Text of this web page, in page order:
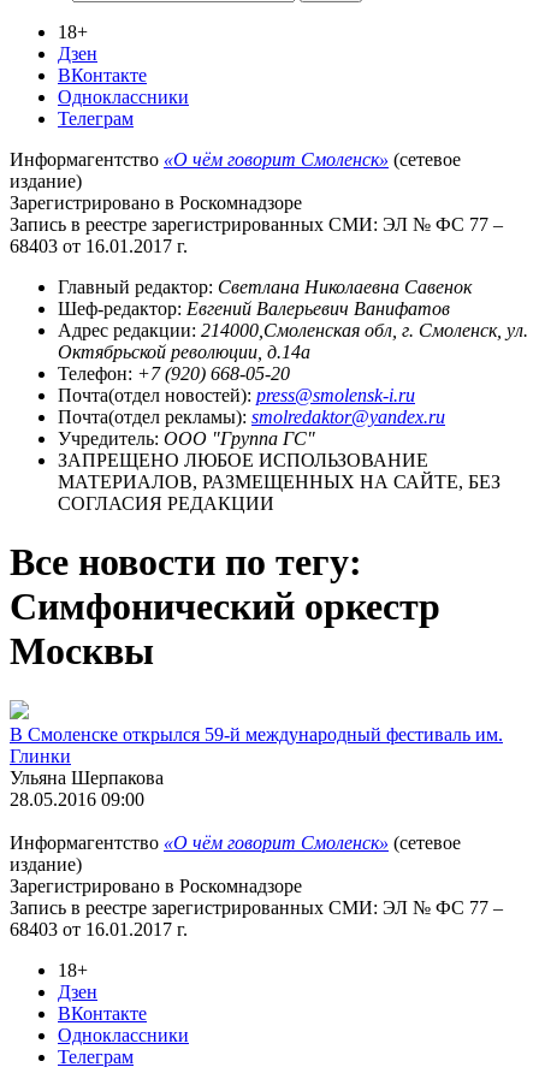
18+
Дзен
ВКонтакте
Одноклассники
Телеграм
Информагентство «О чём говорит Смоленск» (сетевое
издание)
Зарегистрировано в Роскомнадзоре
Запись в реестре зарегистрированных СМИ: ЭЛ № ФС 77 –
68403 от 16.01.2017 г.
Главный редактор: Светлана Николаевна Савенок
Шеф-редактор: Евгений Валерьевич Ванифатов
Адрес редакции: 214000,Смоленская обл, г. Смоленск, ул.
Октябрьской революции, д.14а
Телефон: +7 (920) 668-05-20
Почта(отдел новостей): press@smolensk-i.ru
Почта(отдел рекламы): smolredaktor@yandex.ru
Учредитель: ООО "Группа ГС"
ЗАПРЕЩЕНО ЛЮБОЕ ИСПОЛЬЗОВАНИЕ
МАТЕРИАЛОВ, РАЗМЕЩЕННЫХ НА САЙТЕ, БЕЗ
СОГЛАСИЯ РЕДАКЦИИ
Все новости по тегу:
Симфонический оркестр
Москвы
В Смоленске открылся 59-й международный фестиваль им.
Глинки
Ульяна Шерпакова
28.05.2016 09:00
Информагентство «О чём говорит Смоленск» (сетевое
издание)
Зарегистрировано в Роскомнадзоре
Запись в реестре зарегистрированных СМИ: ЭЛ № ФС 77 –
68403 от 16.01.2017 г.
18+
Дзен
ВКонтакте
Одноклассники
Телеграм